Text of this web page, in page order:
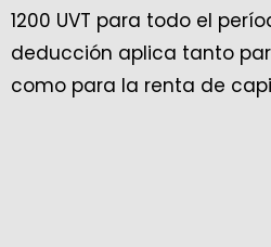
1200 UVT para todo el
deducción aplica tanto
como para la renta de